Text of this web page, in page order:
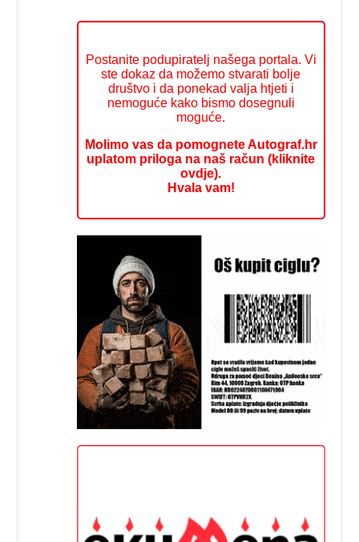
Postanite podupiratelj našega portala. Vi
ste dokaz da možemo stvarati bolje
društvo i da ponekad valja htjeti i
nemoguće kako bismo dosegnuli
moguće.
Molimo vas da pomognete Autograf.hr
uplatom priloga na naš račun (kliknite
ovdje).
Hvala vam!